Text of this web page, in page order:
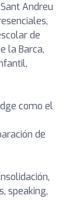
Andreu
de
la Barca,
como el
de
speaking,